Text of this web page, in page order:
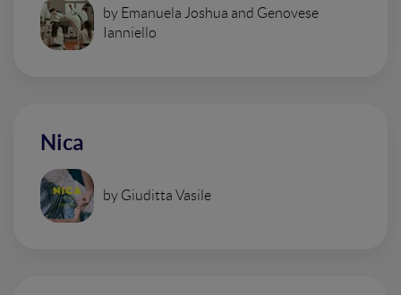
by Emanuela Joshua and Genovese
Ianniello
Nica
by Giuditta Vasile